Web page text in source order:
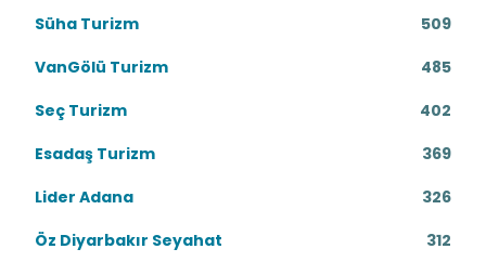
Süha Turizm
509
VanGölü Turizm
485
Seç Turizm
402
Esadaş Turizm
369
Lider Adana
326
Öz Diyarbakır Seyahat
312